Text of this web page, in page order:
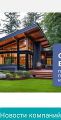
Новости компаний